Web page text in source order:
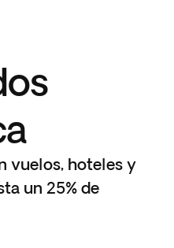
vuelos, hoteles y
un 25% de